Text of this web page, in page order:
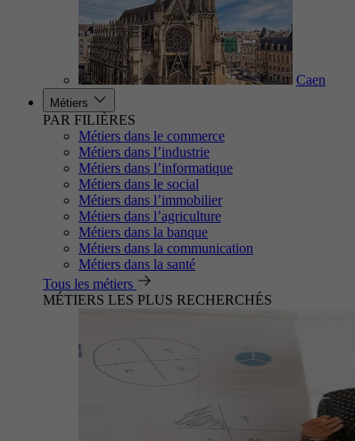
Caen
Métiers
PAR FILIÈRES
Métiers dans le commerce
Métiers dans l’industrie
Métiers dans l’informatique
Métiers dans le social
Métiers dans l’immobilier
Métiers dans l’agriculture
Métiers dans la banque
Métiers dans la communication
Métiers dans la santé
Tous les métiers
MÉTIERS LES PLUS RECHERCHÉS